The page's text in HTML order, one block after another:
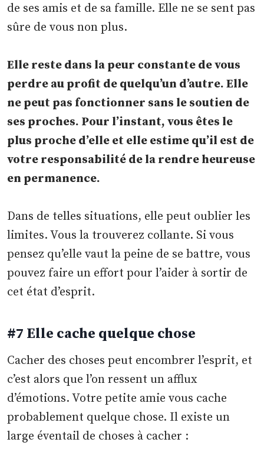
de ses amis et de sa famille. Elle ne se sent pas
sûre de vous non plus.
Elle reste dans la peur constante de vous
perdre au profit de quelqu’un d’autre. Elle
ne peut pas fonctionner sans le soutien de
ses proches. Pour l’instant, vous êtes le
plus proche d’elle et elle estime qu’il est de
votre responsabilité de la rendre heureuse
en permanence.
Dans de telles situations, elle peut oublier les
limites. Vous la trouverez collante. Si vous
pensez qu’elle vaut la peine de se battre, vous
pouvez faire un effort pour l’aider à sortir de
cet état d’esprit.
#7 Elle cache quelque chose
Cacher des choses peut encombrer l’esprit, et
c’est alors que l’on ressent un afflux
d’émotions. Votre petite amie vous cache
probablement quelque chose. Il existe un
large éventail de choses à cacher :